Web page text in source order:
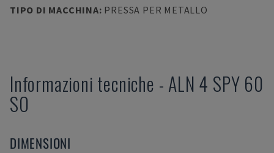
TIPO DI MACCHINA: PRESSA PER METALLO
Informazioni tecniche - ALN 4 SPY 60
SO
DIMENSIONI